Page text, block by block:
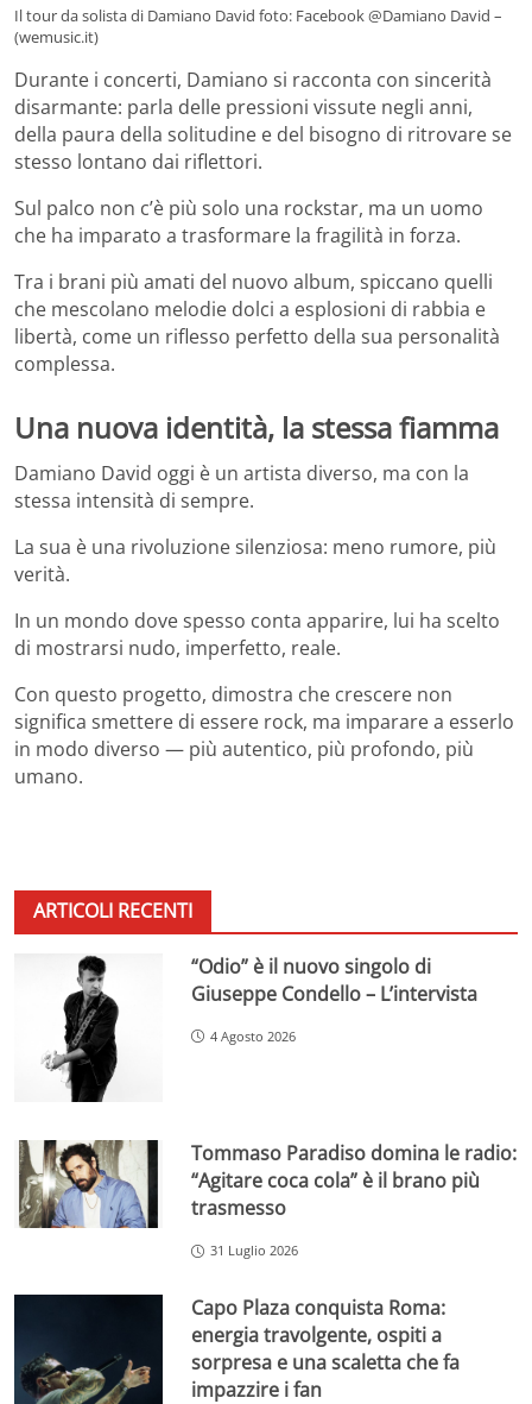
Il tour da solista di Damiano David foto: Facebook @Damiano David –
(wemusic.it)
Durante i concerti, Damiano si racconta con sincerità
disarmante: parla delle pressioni vissute negli anni,
della paura della solitudine e del bisogno di ritrovare se
stesso lontano dai riflettori.
Sul palco non c’è più solo una rockstar, ma un uomo
che ha imparato a trasformare la fragilità in forza.
Tra i brani più amati del nuovo album, spiccano quelli
che mescolano melodie dolci a esplosioni di rabbia e
libertà, come un riflesso perfetto della sua personalità
complessa.
Una nuova identità, la stessa fiamma
Damiano David oggi è un artista diverso, ma con la
stessa intensità di sempre.
La sua è una rivoluzione silenziosa: meno rumore, più
verità.
In un mondo dove spesso conta apparire, lui ha scelto
di mostrarsi nudo, imperfetto, reale.
Con questo progetto, dimostra che crescere non
significa smettere di essere rock, ma imparare a esserlo
in modo diverso — più autentico, più profondo, più
umano.
ARTICOLI RECENTI
“Odio” è il nuovo singolo di
Giuseppe Condello – L’intervista
4 Agosto 2026
Tommaso Paradiso domina le radio:
“Agitare coca cola” è il brano più
trasmesso
31 Luglio 2026
Capo Plaza conquista Roma:
energia travolgente, ospiti a
sorpresa e una scaletta che fa
impazzire i fan